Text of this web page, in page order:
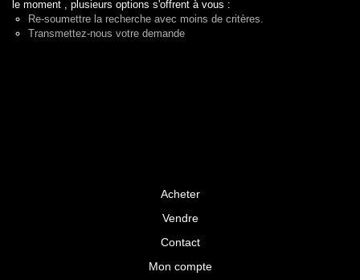
le moment , plusieurs options s'offrent à vous :
Re-soumettre la recherche avec moins de critères.
Transmettez-nous votre demande
Acheter
Vendre
Contact
Mon compte